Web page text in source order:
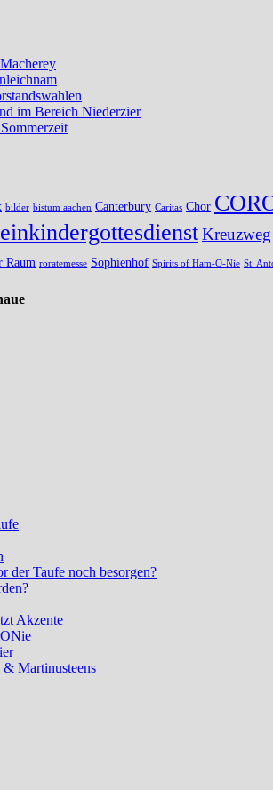
im Bereich Niederzier
bilder bistum aachen Canterbury Caritas Chor
Kreuzweg
Raum roratemesse Sophienhof Spirits of Ham-O-Nie St.
der Taufe noch besorgen?
Akzente
Martinusteens